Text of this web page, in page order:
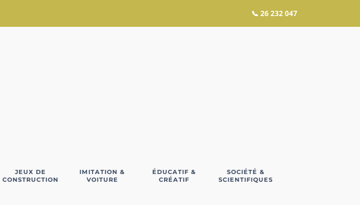
📞 26 232 047
JEUX DE
CONSTRUCTION
IMITATION &
VOITURE
ÉDUCATIF &
CRÉATIF
SOCIÉTÉ &
SCIENTIFIQUES